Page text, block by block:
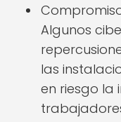
Algunos
las
en riesgo la